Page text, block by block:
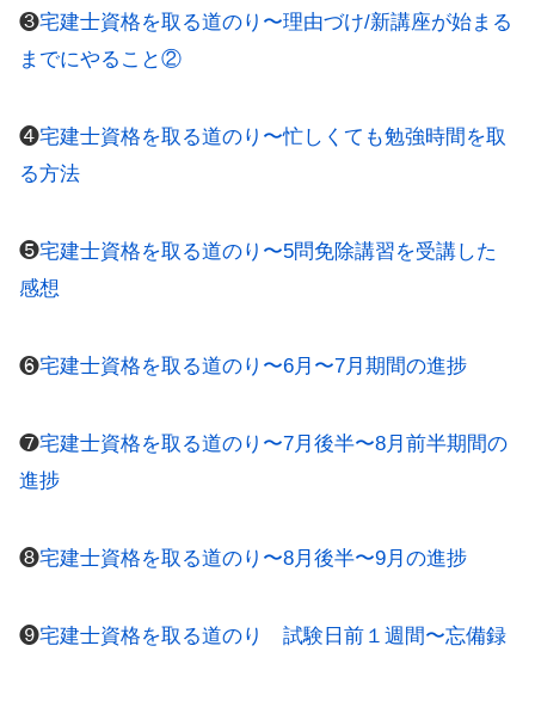
❸宅建士資格を取る道のり〜理由づけ/新講座が始まる
までにやること②
❹宅建士資格を取る道のり〜忙しくても勉強時間を取
る方法
❺宅建士資格を取る道のり〜5問免除講習を受講した
感想
❻宅建士資格を取る道のり〜6月〜7月期間の進捗
❼宅建士資格を取る道のり〜7月後半〜8月前半期間の
進捗
❽宅建士資格を取る道のり〜8月後半〜9月の進捗
❾宅建士資格を取る道のり 試験日前１週間〜忘備録